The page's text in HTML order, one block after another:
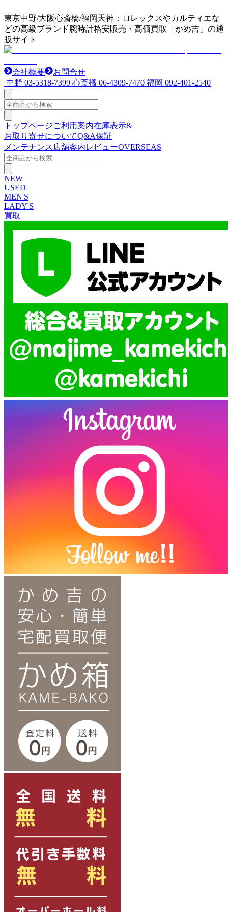
東京中野/大阪心斎橋/福岡天神：ロレックスやカルティエな
どの高級ブランド腕時計格安販売・高価買取「かめ吉」の通
販サイト
会社概要
お問合せ
中野 03-5318-7399 心斎橋 06-4309-7470 福岡 092-401-2540
トップページご利用案内在庫表示&
お取り寄せについてQ&A保証
メンテナンス 店舗案内レビューOVERSEAS
NEW
USED
MEN'S
LADY'S
買取